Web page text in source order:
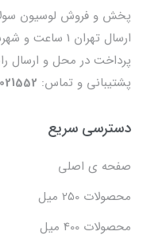
پخش و فروش لوسیون
ارسال تهران 1 ساعت و شهرستان 1 روز
پرداخت در محل و ارسال
پشتیبانی و تماس:
دسترسی سریع
صفحه ی اصلی
محصولات 250 میل
محصولات 400 میل